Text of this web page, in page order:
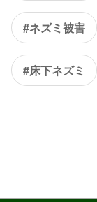
#ネズミ被害
#床下ネズミ